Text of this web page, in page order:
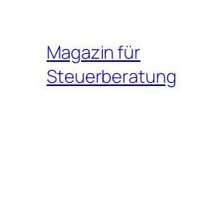
Inhalt
springen
Magazin für
Steuerberatung